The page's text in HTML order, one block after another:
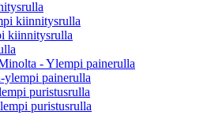
kiinnitysrulla
kiinnitysrulla
- Ylempi painerulla
ylempi painerulla
puristusrulla
puristusrulla